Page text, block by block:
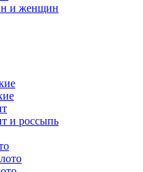
и женщин
и россыпь